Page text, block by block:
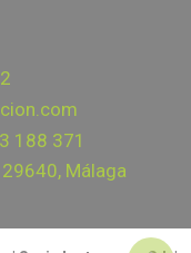
188 371
Málaga